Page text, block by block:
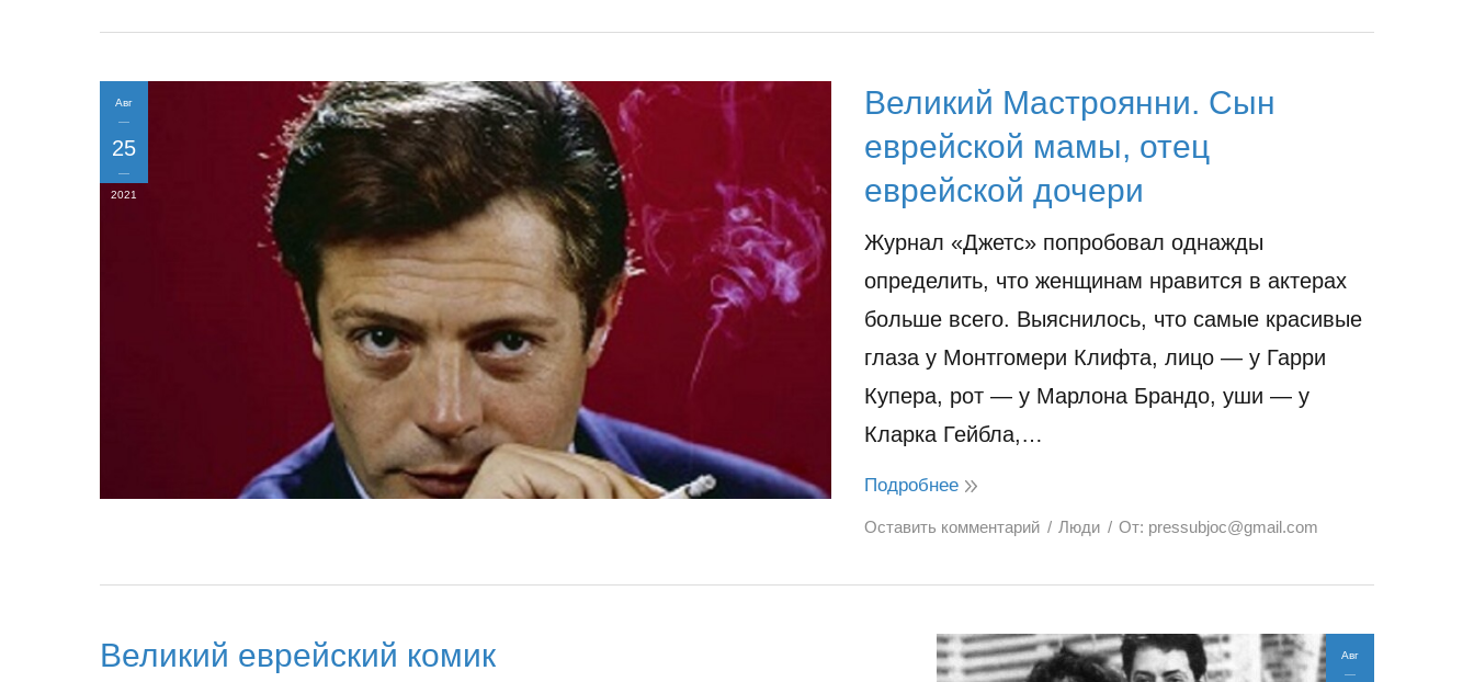
Авг
25
2021
Великий Мастроянни. Сын
еврейской мамы, отец
еврейской дочери
Журнал «Джетс» попробовал однажды
определить, что женщинам нравится в актерах
больше всего. Выяснилось, что самые красивые
глаза у Монтгомери Клифта, лицо — у Гарри
Купера, рот — у Марлона Брандо, уши — у
Кларка Гейбла,…
Подробнее
Оставить комментарий Люди От: pressubjoc@gmail.com
Великий еврейский комик Авг